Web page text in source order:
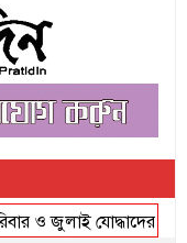
উদ্বোধন করলেন
অ্যাসিস্টে সান্তোস
প্রধান হলেন
শ্রদ্ধার সাথে
যোদ্ধাদের সংবর্ধনা